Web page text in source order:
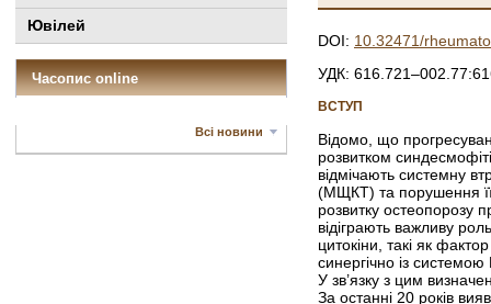
Ювілей
Часопис online
Всі новини
DOI: 10.32471/
УДК:
ВСТУП
Відомо, що
розвитком
відмічають системну
(МЩКТ) та порушення
розвитку остеопорозу
відіграють важливу
цитокіни, такі як
синергічно із
У зв’язку з цим
За останні 20 років